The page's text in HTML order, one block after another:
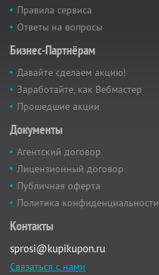
Правила сервиса
Ответы на вопросы
Бизнес-Партнёрам
Давайте сделаем акцию!
Заработайте, как Вебмастер
Прошедшие акции
Документы
Агентский договор
Лицензионный договор
Публичная оферта
Политика конфиденциальности
Контакты
sprosi@kupikupon.ru
Связаться с нами